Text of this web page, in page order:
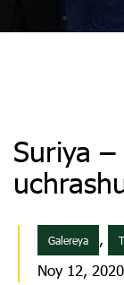
Suriya –
Galereya ,
Noy 12, 2020